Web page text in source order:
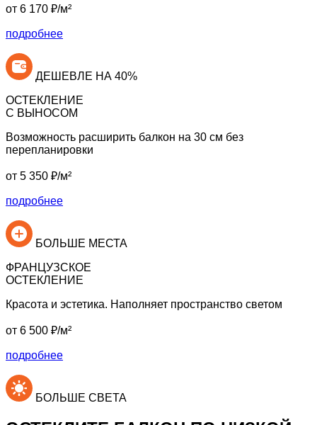
от 6 170 ₽/м²
подробнее
ДЕШЕВЛЕ НА 40%
ОСТЕКЛЕНИЕ
С ВЫНОСОМ
Возможность расширить балкон на 30 см без
перепланировки
от 5 350 ₽/м²
подробнее
БОЛЬШЕ МЕСТА
ФРАНЦУЗСКОЕ
ОСТЕКЛЕНИЕ
Красота и эстетика. Наполняет пространство светом
от 6 500 ₽/м²
подробнее
БОЛЬШЕ СВЕТА